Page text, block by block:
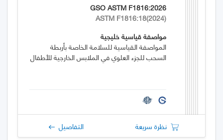
GSO ASTM F1816:2026
ASTM F1816:18(2024)
مواصفة قياسية خليجية
المواصفة القياسية للسلامة الخاصة بأربطة
السحب للجزء العلوي في الملابس الخارجية للأطفال
نظرة سريعة التفاصيل